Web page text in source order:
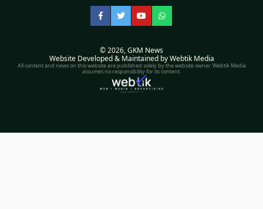
Facebook
TwitterYouTubeWhatsApp
© 2026,GKM News
Website Developed & Maintained by Webtik Media
All content and news on this website are published solely by the website owner. Webtik Media
assumes no responsibility for its content.